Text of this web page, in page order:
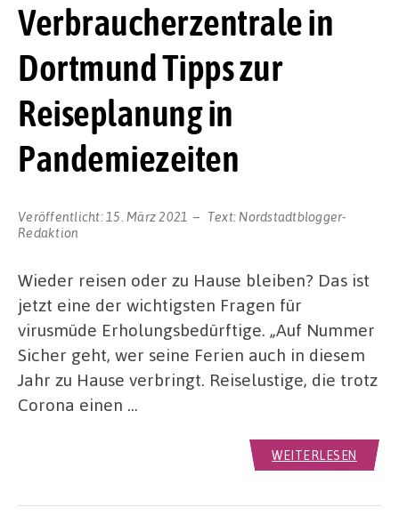
Verbraucherzentrale in
Dortmund Tipps zur
Reiseplanung in
Pandemiezeiten
Veröffentlicht: 15. März 2021 Text: Nordstadtblogger-
Redaktion
Wieder reisen oder zu Hause bleiben? Das ist
jetzt eine der wichtigsten Fragen für
virusmüde Erholungsbedürftige. „Auf Nummer
Sicher geht, wer seine Ferien auch in diesem
Jahr zu Hause verbringt. Reiselustige, die trotz
Corona einen …
WEITERLESEN